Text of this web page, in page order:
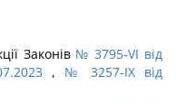
Законів № 3795-VI від
, № 3257-IX від